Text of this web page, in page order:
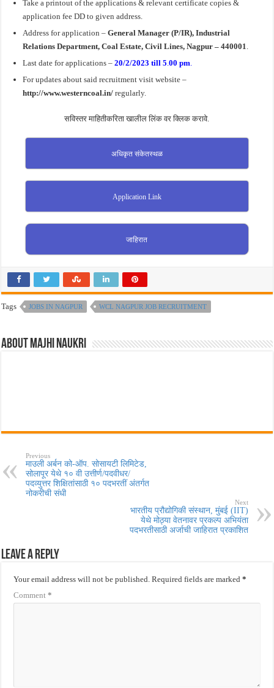
Take a printout of the applications & relevant certificate copies &
application fee DD to given address.
Address for application –General Manager (P/IR), Industrial
Relations Department, Coal Estate, Civil Lines, Nagpur – 440001
Last date for applications –20/2/2023 till 5 .00 pm
For updates about said recruitment visit website –
http://www.westerncoal.in/ regularly.
सविस्तर माहितीकरिता खालील लिंक वर क्लिक करावे.
अधिकृत संकेतस्थळ
Application Link
जाहिरात
Tags JOBS IN NAGPUR WCL NAGPUR JOB RECRUITMENT
About Majhi Naukri
Previous
माउली अर्बन को-ऑप. सोसायटी लिमिटेड,
सोलापूर येथे १० वी उत्तीर्ण/पदवीधर/
पदव्युत्तर शिक्षितांसाठी १० पदभरतीं अंतर्गत
नोकरीची संधी
Next
भारतीय प्रौद्योगिकी संस्थान, मुंबई (IIT)
येथे मोठ्या वेतनावर प्रकल्प अभियंता
पदभरतीसाठी अर्जाची जाहिरात प्रकाशित
Leave a Reply
Your email address will not be published. Required fields are marked*
Comment*